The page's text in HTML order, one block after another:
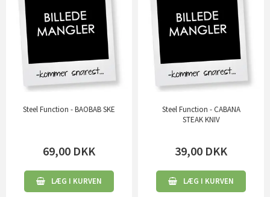
Steel Function - BAOBAB SKE
69,00 DKK
LÆG I KURVEN
Steel Function - CABANA
STEAK KNIV
39,00 DKK
LÆG I KURVEN